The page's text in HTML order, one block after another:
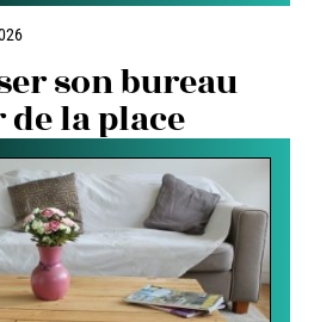
son bureau
la place